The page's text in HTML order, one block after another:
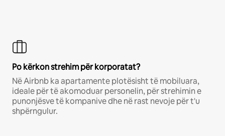
Po kërkon strehim për korporatat?
Në Airbnb ka apartamente plotësisht të mobiluara,
ideale për të akomoduar personelin, për strehimin e
punonjësve të kompanive dhe në rast nevoje për t'u
shpërngulur.